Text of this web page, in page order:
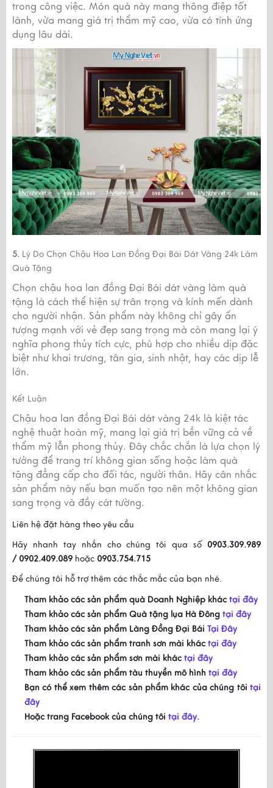
trong công việc. Món quà này mang thông điệp tốt
lành, vừa mang giá trị thẩm mỹ cao, vừa có tính ứng
dụng lâu dài.
5. Lý Do Chọn Chậu Hoa Lan Đồng Đại Bái Dát Vàng 24k Làm
Quà Tặng
Chọn chậu hoa lan đồng Đại Bái dát vàng làm quà
tặng là cách thể hiện sự trân trọng và kính mến dành
cho người nhận. Sản phẩm này không chỉ gây ấn
tượng mạnh với vẻ đẹp sang trọng mà còn mang lại ý
nghĩa phong thủy tích cực, phù hợp cho nhiều dịp đặc
biệt như khai trương, tân gia, sinh nhật, hay các dịp lễ
lớn.
Kết Luận
Chậu hoa lan đồng Đại Bái dát vàng 24k là kiệt tác
nghệ thuật hoàn mỹ, mang lại giá trị bền vững cả về
thẩm mỹ lẫn phong thủy. Đây chắc chắn là lựa chọn lý
tưởng để trang trí không gian sống hoặc làm quà
tặng đẳng cấp cho đối tác, người thân. Hãy cân nhắc
sản phẩm này nếu bạn muốn tạo nên một không gian
sang trọng và đầy cát tường.
Liên hệ đặt hàng theo yêu cầu
Hãy nhanh tay nhắn cho chúng tôi qua số 0903.309.989
/ 0902.409.089 hoặc 0903.754.715
Để chúng tôi hỗ trợ thêm các thắc mắc của bạn nhé.
Tham khảo các sản phẩm quà Doanh Nghiệp khác tại đây
Tham khảo các sản phẩm Quà tặng lụa Hà Đông tại đây
Tham khảo các sản phẩm Làng Đồng Đại Bái Tại Đây
Tham khảo các sản phẩm tranh sơn mài khác tại đây
Tham khảo các sản phẩm sơn mài khác tại đây
Tham khảo các sản phẩm tàu thuyền mô hình tại đây
Bạn có thể xem thêm các sản phẩm khác của chúng tôi tại
đây
Hoặc trang Facebook của chúng tôi tại đây.